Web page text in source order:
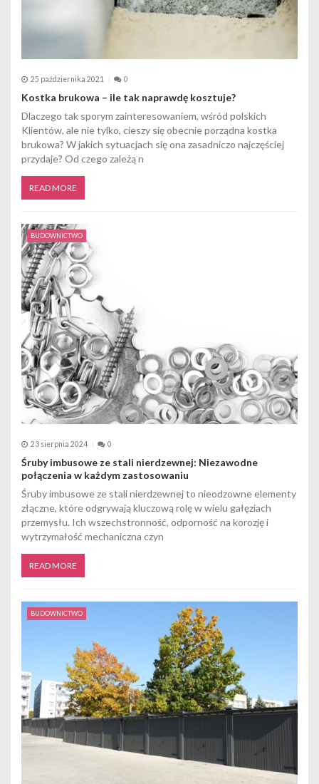
25 października 2021 0
Kostka brukowa – ile tak naprawdę kosztuje?
Dlaczego tak sporym zainteresowaniem, wśród polskich
Klientów, ale nie tylko, cieszy się obecnie porządna kostka
brukowa? W jakich sytuacjach się ona zasadniczo najczęściej
przydaje? Od czego zależą n
READ MORE
BUDOWNICTWO
23 sierpnia 2024 0
Śruby imbusowe ze stali nierdzewnej: Niezawodne
połączenia w każdym zastosowaniu
Śruby imbusowe ze stali nierdzewnej to nieodzowne elementy
złączne, które odgrywają kluczową rolę w wielu gałęziach
przemysłu. Ich wszechstronność, odporność na korozję i
wytrzymałość mechaniczna czyn
READ MORE
BUDOWNICTWO